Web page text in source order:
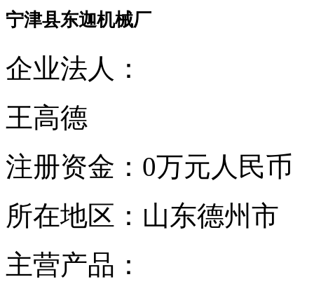
宁津县东迦机械厂
企业法人：
王高德
注册资金： 0万元人民币
所在地区： 山东德州市
主营产品：